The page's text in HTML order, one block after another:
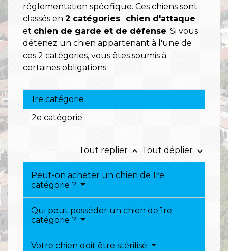
réglementation spécifique. Ces chiens sont
classés en 2 catégories : chien d'attaque
et chien de garde et de défense. Si vous
détenez un chien appartenant à l'une de
ces 2 catégories, vous êtes soumis à
certaines obligations.
1re catégorie
2e catégorie
Tout replier keyboard_arrow_up Tout déplier keyboard_arrow_down
Peut-on acheter un chien de 1re
catégorie ?
Qui peut posséder un chien de 1re
catégorie ?
Votre chien doit être stérilisé